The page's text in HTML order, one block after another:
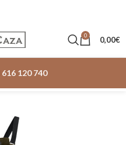
0 0,00€
616 120 740